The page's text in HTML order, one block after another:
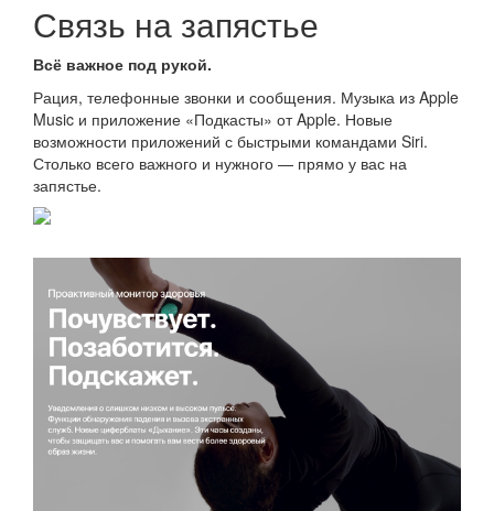
Связь на запястье
Всё важное под рукой.
Рация, телефонные звонки и сообщения. Музыка из Apple
Music и приложение «Подкасты» от Apple. Новые
возможности приложений с быстрыми командами Siri.
Столько всего важного и нужного — прямо у вас на
запястье.